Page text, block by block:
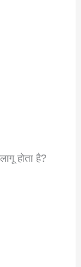
होता है?